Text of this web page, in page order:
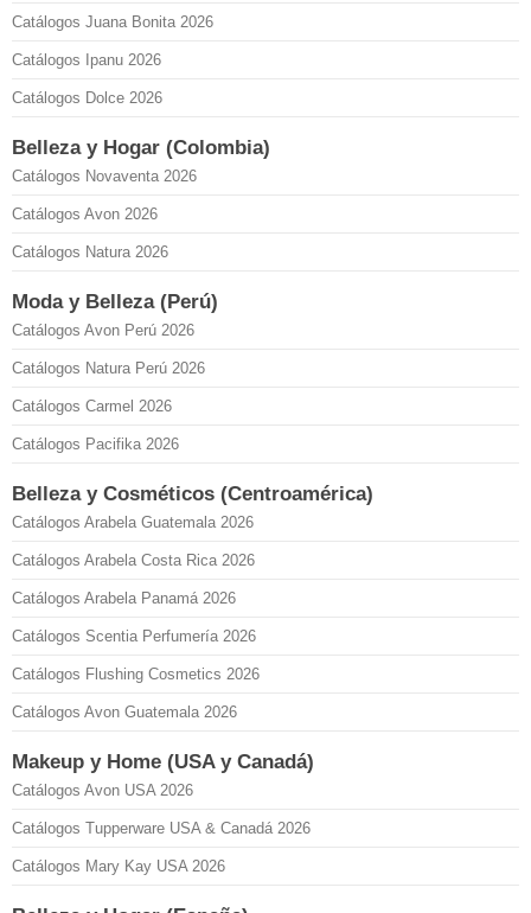
Catálogos Juana Bonita 2026
Catálogos Ipanu 2026
Catálogos Dolce 2026
Belleza y Hogar (Colombia)
Catálogos Novaventa 2026
Catálogos Avon 2026
Catálogos Natura 2026
Moda y Belleza (Perú)
Catálogos Avon Perú 2026
Catálogos Natura Perú 2026
Catálogos Carmel 2026
Catálogos Pacifika 2026
Belleza y Cosméticos (Centroamérica)
Catálogos Arabela Guatemala 2026
Catálogos Arabela Costa Rica 2026
Catálogos Arabela Panamá 2026
Catálogos Scentia Perfumería 2026
Catálogos Flushing Cosmetics 2026
Catálogos Avon Guatemala 2026
Makeup y Home (USA y Canadá)
Catálogos Avon USA 2026
Catálogos Tupperware USA & Canadá 2026
Catálogos Mary Kay USA 2026